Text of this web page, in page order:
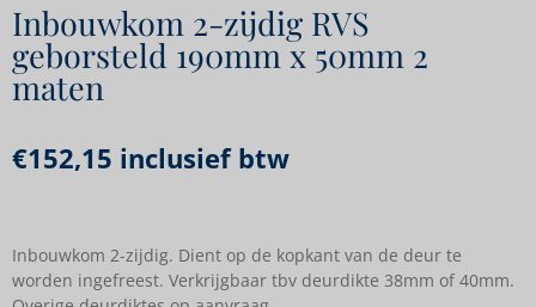
Inbouwkom 2-zijdig RVS
geborsteld 190mm x 50mm 2
maten
€152,15 inclusief btw
Inbouwkom 2-zijdig. Dient op de kopkant van de deur te
worden ingefreest. Verkrijgbaar tbv deurdikte 38mm of 40mm.